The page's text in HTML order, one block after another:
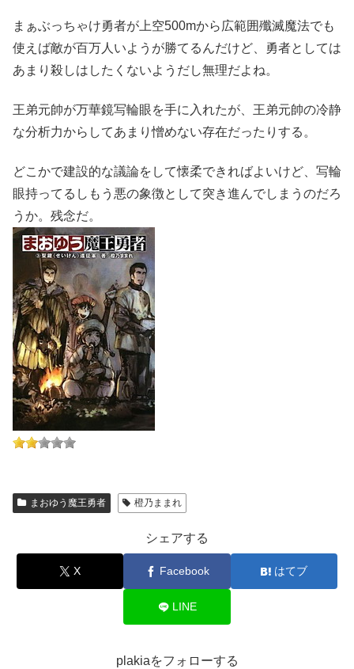
まぁぶっちゃけ勇者が上空500mから広範囲殲滅魔法でも
使えば敵が百万人いようが勝てるんだけど、勇者としては
あまり殺しはしたくないようだし無理だよね。
王弟元帥が万華鏡写輪眼を手に入れたが、王弟元帥の冷静
な分析力からしてあまり憎めない存在だったりする。
どこかで建設的な議論をして懐柔できればよいけど、写輪
眼持ってるしもう悪の象徴として突き進んでしまうのだろ
うか。残念だ。
まおゆう魔王勇者 橙乃ままれ
シェアする
X Facebook はてブ
LINE
plakiaをフォローする